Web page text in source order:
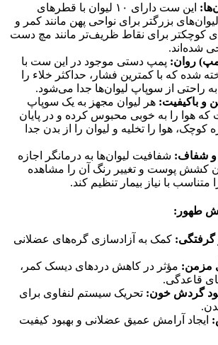
این ست دارای ۱۰ لیوان با قطرهای
بزرگتر برای نواحی پهن مانند کمر و
کوچکتر برای نقاط ظریف‌تر مانند مچ دست
شده‌اند.
روان: پمپ دستی موجود در این ست با
شده که با کمترین فشار، حداکثر خلاء را
به راحتی از سوپاپ لیوان‌ها جدا می‌شود.
و باکیفیت: هر لیوان مجهز به یک سوپاپ
هوا را به خوبی محبوس کرده و در پایان
کوچک، هوا را تخلیه و لیوان را از بدن جدا
و شفاف: شفافیت لیوان‌ها به درمانگر اجازه
کشش پوست و تغییر رنگ آن را مشاهده
با نیاز بیمار تنظیم کند.
طهور:
گرفتگی: کمک به آزادسازی گره‌های عضلانی
مزمن: مؤثر در کاهش دردهای دیسک کمر،
قاعدگی.
گردش خون: تحریک سیستم لنفاوی برای
ایجاد آرامش عمیق عضلانی و بهبود کیفیت